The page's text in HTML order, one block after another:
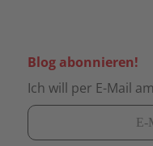
Blog abonnieren!
Ich will per E-Mail